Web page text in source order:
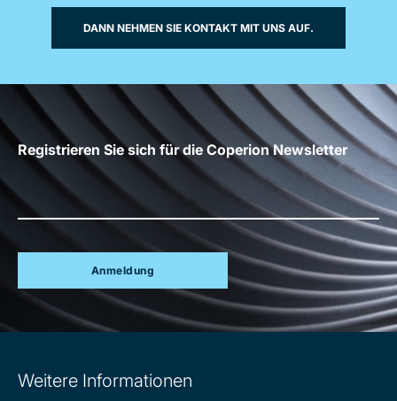
DANN NEHMEN SIE KONTAKT MIT UNS AUF.
Registrieren Sie sich für die Coperion Newsletter
Anmeldung
information
Weitere Informationen